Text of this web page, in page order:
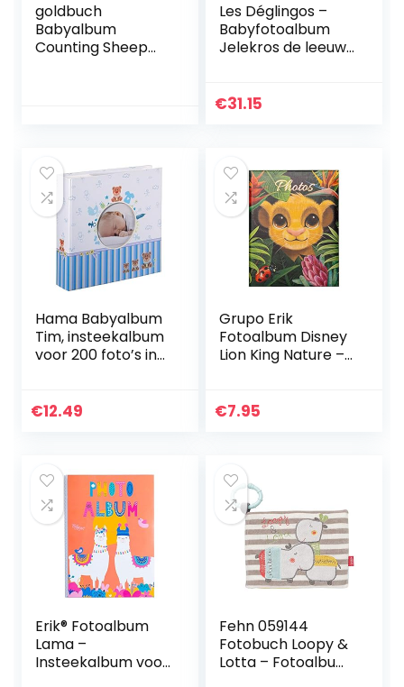
goldbuch
Babyalbum
Counting Sheep
Les Déglingos –
Babyfotoalbum
Jelekros de leeuw
kinderdagverblijf –
€31.15
Hama Babyalbum
Tim, insteekalbum
voor 200 foto’s in
kinderalbum met
uitsparing voor
foto,
babyfotoalbum
voor jongens,
22,5×22,5cm,
blauw
€12.49
Grupo Erik
Fotoalbum Disney
Lion King Nature –
€7.95
Erik® Fotoalbum
Lama –
Insteekalbum voor
Fehn 059144
Fotobuch Loopy &
Lotta – Fotoalbum